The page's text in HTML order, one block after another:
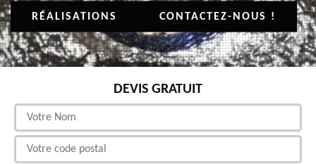
RÉALISATIONS CONTACTEZ-NOUS !
DEVIS GRATUIT